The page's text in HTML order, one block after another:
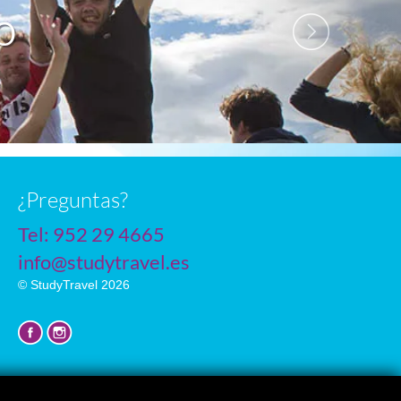
¿Preguntas?
Tel: 952 29 4665
info@studytravel.es
© StudyTravel 2026